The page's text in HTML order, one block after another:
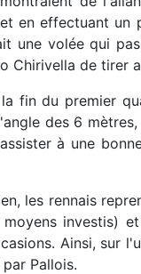
en effectuant un
une volée qui
Chirivella de tirer
fin du premier
des 6
à une
les rennais
investis)
Ainsi, sur
Pallois.